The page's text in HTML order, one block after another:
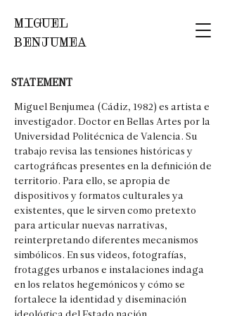
MIGUEL
BENJUMEA
STATEMENT
Miguel Benjumea (Cádiz, 1982) es artista e
investigador. Doctor en Bellas Artes por la
Universidad Politécnica de Valencia. Su
trabajo revisa las tensiones históricas y
cartográficas presentes en la definición de
territorio. Para ello, se apropia de
dispositivos y formatos culturales ya
existentes, que le sirven como pretexto
para articular nuevas narrativas,
reinterpretando diferentes mecanismos
simbólicos. En sus videos, fotografías,
frotagges urbanos e instalaciones indaga
en los relatos hegemónicos y cómo se
fortalece la identidad y diseminación